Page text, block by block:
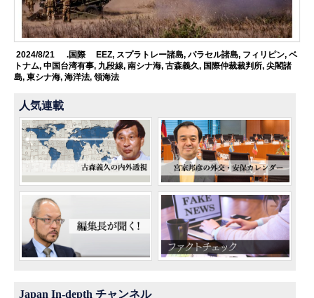
2024/8/21 .国際 EEZ, スプラトレー諸島, パラセル諸島, フィリピン, ベ
トナム,中国台湾有事, 九段線,南シナ海,古森義久, 国際仲裁裁判所,尖閣諸
島,東シナ海,海洋法,領海法
人気連載
Japan In-depth チャンネル